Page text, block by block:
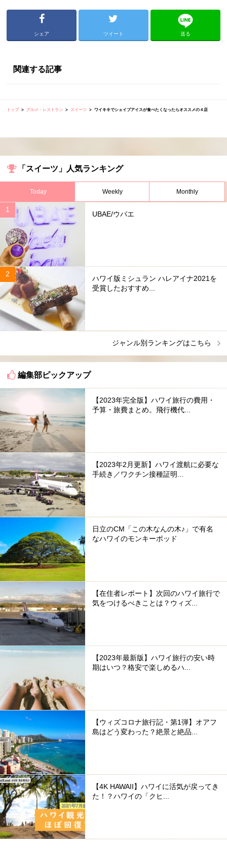
シェア ツイート 送る
関連する記事
トップ グルメ・レストラン スイーツ ワイキキでシェイブアイスが食べたくなったらオススメの４店
「スイーツ」人気ランキング
Today Weekly Monthly
UBAE/ウバエ
ハワイ版ミシュラン ハレアイナ2021を
受賞したおすすめ...
ジャンル別ランキングはこちら
編集部ピックアップ
【2023年完全版】ハワイ旅行の費用・
予算・旅費まとめ。飛行機代...
【2023年2月更新】ハワイ渡航に必要な
手続き／ワクチン接種証明...
日立のCM「この木なんの木♪」で有名
なハワイのモンキーポッド
【在住者レポート】次回のハワイ旅行で
気をつけるべきことは？ウィズ...
【2023年最新版】ハワイ旅行の安い時
期はいつ？格安で楽しめるハ...
【ウィズコロナ旅行記・第1弾】オアフ
島はどう変わった？絶景と絶品...
【4K HAWAII】ハワイに活気が戻ってき
た！？ハワイの「クヒ...